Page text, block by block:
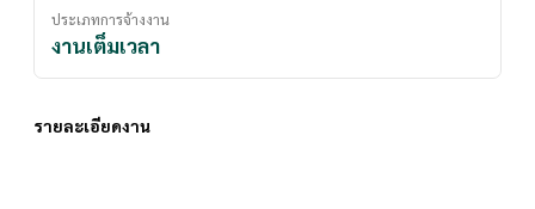
ประเภทการจ้างงาน
งานเต็มเวลา
รายละเอียดงาน